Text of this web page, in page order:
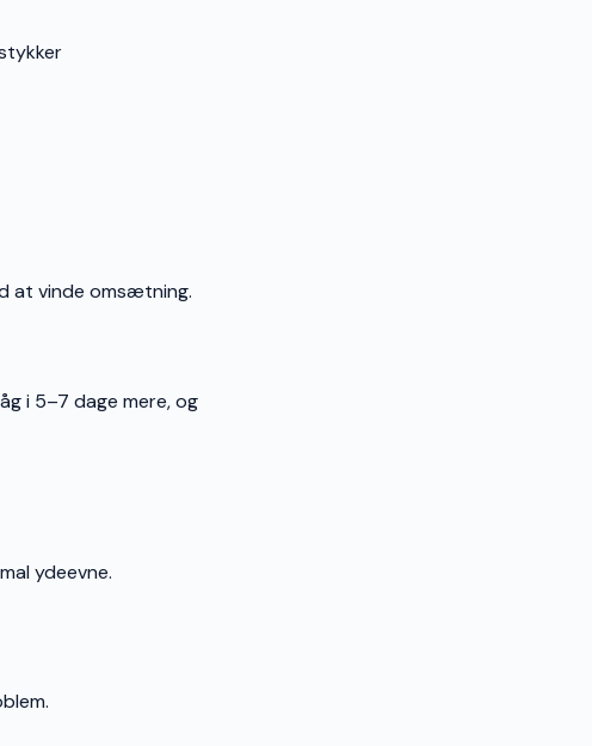
at vinde omsætning.
i 5–7 dage mere, og
ydeevne.